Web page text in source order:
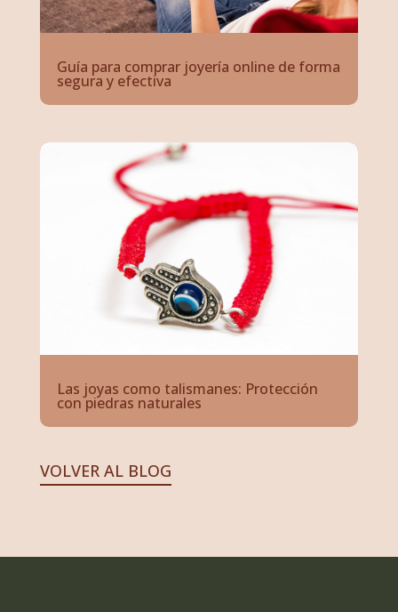
Guía para comprar joyería online de forma
segura y efectiva
Las joyas como talismanes: Protección
con piedras naturales
VOLVER AL BLOG